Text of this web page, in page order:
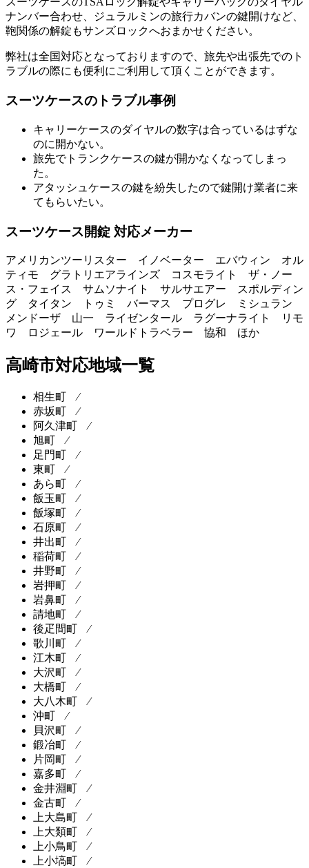
ナンバー合わせ、ジュラルミンの旅行カバンの鍵開けなど、
鞄関係の解錠もサンズロックへおまかせください。
弊社は全国対応となっておりますので、旅先や出張先でのト
ラブルの際にも便利にご利用して頂くことができます。
スーツケースのトラブル事例
キャリーケースのダイヤルの数字は合っているはずな
のに開かない。
旅先でトランクケースの鍵が開かなくなってしまっ
た。
アタッシュケースの鍵を紛失したので鍵開け業者に来
てもらいたい。
スーツケース開錠 対応メーカー
アメリカンツーリスター イノベーター エバウィン オル
ティモ グラトリエアラインズ コスモライト ザ・ノー
ス・フェイス サムソナイト サルサエアー スポルディン
グ タイタン トゥミ バーマス プログレ ミシュラン
メンドーザ 山一 ライゼンタール ラグーナライト リモ
ワ ロジェール ワールドトラベラー 協和 ほか
高崎市対応地域一覧
相生町 ⁄
赤坂町 ⁄
阿久津町 ⁄
旭町 ⁄
足門町 ⁄
東町 ⁄
あら町 ⁄
飯玉町 ⁄
飯塚町 ⁄
石原町 ⁄
井出町 ⁄
稲荷町 ⁄
井野町 ⁄
岩押町 ⁄
岩鼻町 ⁄
請地町 ⁄
後疋間町 ⁄
歌川町 ⁄
江木町 ⁄
大沢町 ⁄
大橋町 ⁄
大八木町 ⁄
沖町 ⁄
貝沢町 ⁄
鍛冶町 ⁄
片岡町 ⁄
嘉多町 ⁄
金井淵町 ⁄
金古町 ⁄
上大島町 ⁄
上大類町 ⁄
上小鳥町 ⁄
上小塙町 ⁄